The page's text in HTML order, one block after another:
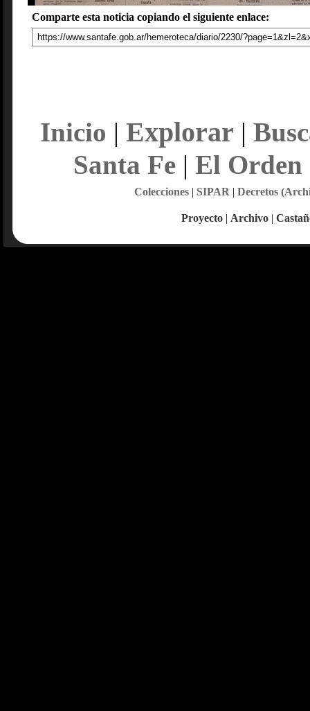
Comparte esta noticia copiando el siguiente enlace:
Inicio | Explorar |
Santa Fe| El Orden
Colecciones| SIPAR | Decretos
Proyecto | Archivo |